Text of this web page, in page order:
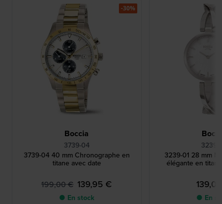
Boccia
3739-04
3739-04 40 mm Chronographe en
titane avec date
199,00 € 139,95 €
● En stock
-30%
3239-
3239-01 28 mm
élégante en
● En